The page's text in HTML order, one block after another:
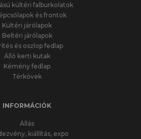
kültéri falburkolatok
és frontok
Kültéri járólapok
Beltéri járólapok
és oszlop fedlap
Álló kerti kutak
Kémény fedlap
Térkövek
INFORMÁCIÓK
Állás
kiállítás, expo